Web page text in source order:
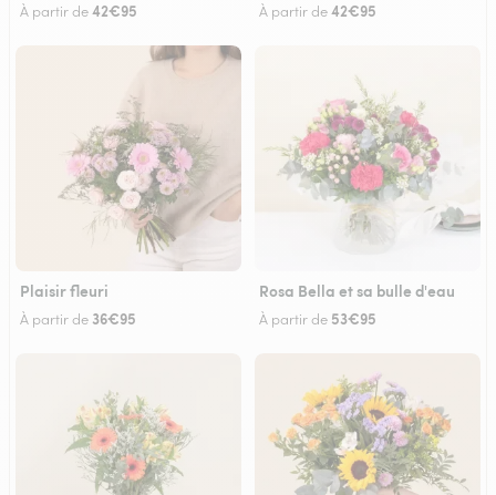
À partir de42€95 À partir de42€95
Plaisir fleuri
À partir de 36€95
Rosa Bella et sa bulle d'eau
À partir de 53€95